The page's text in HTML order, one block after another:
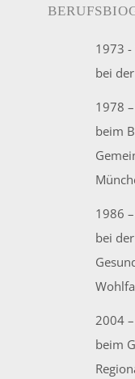
1973 -
bei
1978
beim
1986
bei
2004
beim